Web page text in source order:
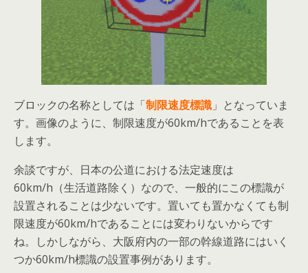
ブロックの名称としては「制限速度標識 」となっていま
す。画像のように、制限速度が60km/hであることを表
します。
余談ですが、日本の公道における法定速度は
60km/h（生活道路除く）なので、一般的にこの標識が
設置されることは少ないです。置いても置かなくても制
限速度が60km/hであることには変わりないからです
ね。しかしながら、大阪府内の一部の幹線道路にはいく
つか60km/h標識の設置事例があります。